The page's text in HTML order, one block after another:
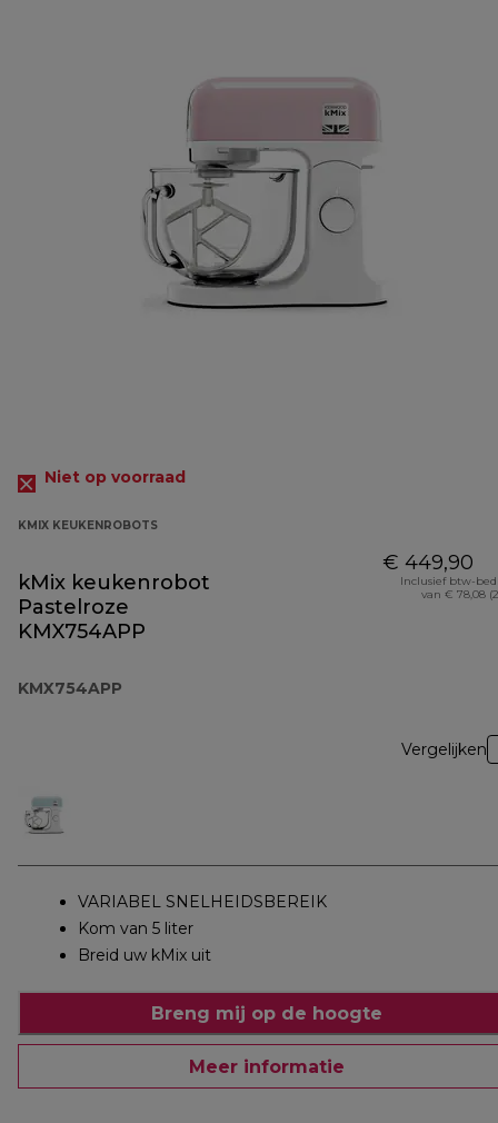
Niet op voorraad
KMIX KEUKENROBOTS
kMix keukenrobot
Pastelroze
KMX754APP
KMX754APP
€ 449,90
Inclusief btw-
van € 78,08
Vergelijken
VARIABEL SNELHEIDSBEREIK
Kom van 5 liter
Breid uw kMix uit
Breng mij op de hoogte
Meer informatie